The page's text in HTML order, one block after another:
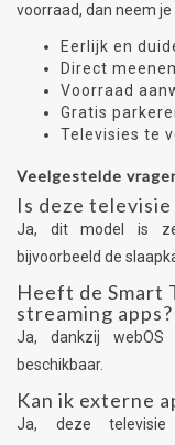
voorraad, dan neem
Eerlijk en
Direct
Voorraad
Gratis
Televisies te
Veelgestelde
Is deze
Ja, dit model is
bijvoorbeeld de
Heeft de Smart
streaming apps?
Ja, dankzij webOS
beschikbaar.
Kan ik externe
Ja, deze televisie